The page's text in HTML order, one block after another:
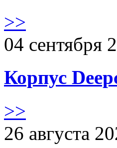
>>
04 сентября
Корпус
>>
26 августа